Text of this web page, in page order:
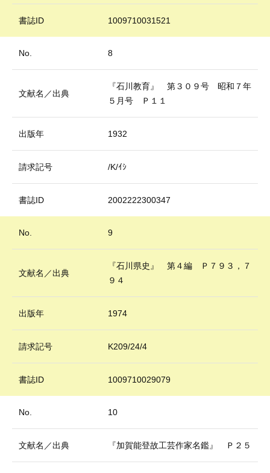
書誌ID 1009710031521
No. 8
文献名／出典
『石川教育』 第３０９号 昭和７年
５月号 Ｐ１１
出版年 1932
請求記号 /K/ｲｼ
書誌ID 2002222300347
No. 9
文献名／出典
『石川県史』 第４編 Ｐ７９３，７
９４
出版年 1974
請求記号 K209/24/4
書誌ID 1009710029079
No. 10
文献名／出典 『加賀能登故工芸作家名鑑』 Ｐ２５